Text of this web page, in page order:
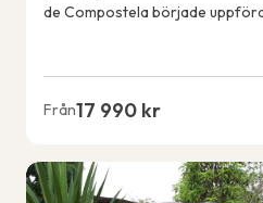
de Compostela började
Från17 990 kr